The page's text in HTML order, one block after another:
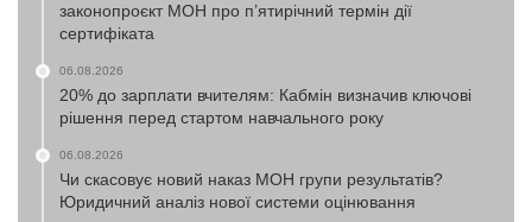
законопроєкт МОН про п’ятирічний термін дії
сертифіката
06.08.2026
20% до зарплати вчителям: Кабмін визначив ключові
рішення перед стартом навчального року
06.08.2026
Чи скасовує новий наказ МОН групи результатів?
Юридичний аналіз нової системи оцінювання